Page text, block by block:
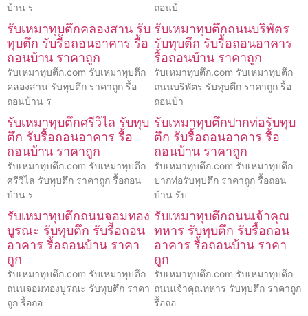
บ้าน ร
ถอนบ้
รับเหมาทุบตึกคลองสาน รับ
ทุบตึก รับรื้อถอนอาคาร รื้อ
ถอนบ้าน ราคาถูก
รับเหมาทุบตึก.com รับเหมาทุบตึก
คลองสาน รับทุบตึก ราคาถูก รื้อ
ถอนบ้าน ร
รับเหมาทุบตึกถนนบริพัตร
รับทุบตึก รับรื้อถอนอาคาร
รื้อถอนบ้าน ราคาถูก
รับเหมาทุบตึก.com รับเหมาทุบตึก
ถนนบริพัตร รับทุบตึก ราคาถูก รื้อ
ถอนบ้า
รับเหมาทุบตึกศรีวิไล รับทุบ
ตึก รับรื้อถอนอาคาร รื้อ
ถอนบ้าน ราคาถูก
รับเหมาทุบตึก.com รับเหมาทุบตึก
ศรีวิไล รับทุบตึก ราคาถูก รื้อถอน
บ้าน ร
รับเหมาทุบตึกปากท่อรับทุบ
ตึก รับรื้อถอนอาคาร รื้อ
ถอนบ้าน ราคาถูก
รับเหมาทุบตึก.com รับเหมาทุบตึก
ปากท่อรับทุบตึก ราคาถูก รื้อถอน
บ้าน รับ
รับเหมาทุบตึกถนนจอมทอง
บูรณะ รับทุบตึก รับรื้อถอน
อาคาร รื้อถอนบ้าน ราคา
ถูก
รับเหมาทุบตึก.com รับเหมาทุบตึก
ถนนจอมทองบูรณะ รับทุบตึก ราคา
ถูก รื้อถอ
รับเหมาทุบตึกถนนเจ้าคุณ
ทหาร รับทุบตึก รับรื้อถอน
อาคาร รื้อถอนบ้าน ราคา
ถูก
รับเหมาทุบตึก.com รับเหมาทุบตึก
ถนนเจ้าคุณทหาร รับทุบตึก ราคาถูก
รื้อถอ